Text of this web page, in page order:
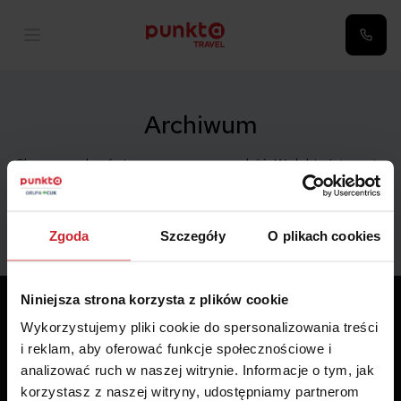
Zgoda Szczegóły O plikach cookies
Niniejsza strona korzysta z plików cookie
Wykorzystujemy pliki cookie do spersonalizowania treści
i reklam, aby oferować funkcje społecznościowe i
analizować ruch w naszej witrynie. Informacje o tym, jak
korzystasz z naszej witryny, udostępniamy partnerom
Archiwum
Chcemy wybrać się w wymarzoną podróż. W dobie Internetu
niesamowicie łatwo możemy znaleźć […]